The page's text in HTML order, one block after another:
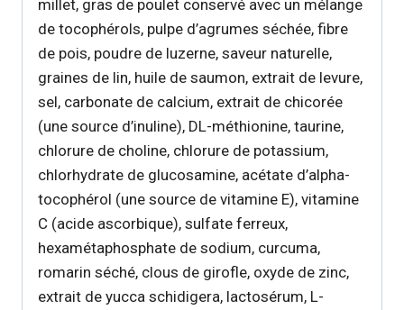
millet, gras de poulet conservé avec un mélange
de tocophérols, pulpe d’agrumes séchée, fibre
de pois, poudre de luzerne, saveur naturelle,
graines de lin, huile de saumon, extrait de levure,
sel, carbonate de calcium, extrait de chicorée
(une source d’inuline), DL-méthionine, taurine,
chlorure de choline, chlorure de potassium,
chlorhydrate de glucosamine, acétate d’alpha-
tocophérol (une source de vitamine E), vitamine
C (acide ascorbique), sulfate ferreux,
hexamétaphosphate de sodium, curcuma,
romarin séché, clous de girofle, oxyde de zinc,
extrait de yucca schidigera, lactosérum, L-